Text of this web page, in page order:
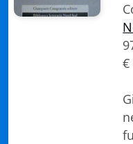
€
Biblioteca letteraria